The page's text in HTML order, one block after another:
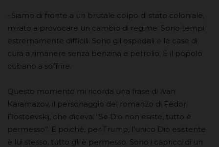
–Siamo di fronte a un brutale colpo di stato coloniale,
mirato a provocare un cambio di regime. Sono tempi
estremamente difficili. Sono gli ospedali e le case di
cura a rimanere senza benzina e petrolio. È il popolo
cubano a soffrire.
Questo momento mi ricorda una frase di Ivan
Karamazov, il personaggio del romanzo di Fëdor
Dostoevskij, che diceva: “Se Dio non esiste, tutto è
permesso”. E poiché, per Trump, l’unico Dio esistente
è lui stesso, tutto gli è permesso. Sono i capricci di un